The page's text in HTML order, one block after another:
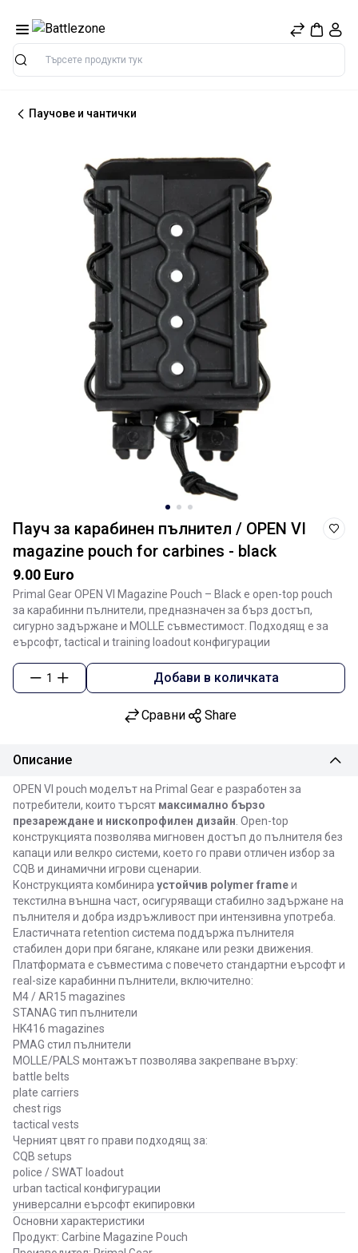
Търсене
Паучове и чантички
Пауч за карабинен пълнител / OPEN VI
magazine pouch for carbines - black
9.00 Euro
Primal Gear OPEN VI Magazine Pouch – Black е open-top pouch
за карабинни пълнители, предназначен за бърз достъп,
сигурно задържане и MOLLE съвместимост. Подходящ е за
еърсофт, tactical и training loadout конфигурации
1 Добави в количката
Сравни Share
Описание
OPEN VI pouch моделът на Primal Gear е разработен за
потребители, които търсят максимално бързо
презареждане и нископрофилен дизайн . Open-top
конструкцията позволява мигновен достъп до пълнителя без
капаци или велкро системи, което го прави отличен избор за
CQB и динамични игрови сценарии.
Конструкцията комбинира устойчив polymer frameи
текстилна външна част, осигуряващи стабилно задържане на
пълнителя и добра издръжливост при интензивна употреба.
Еластичната retention система поддържа пълнителя
стабилен дори при бягане, клякане или резки движения.
Платформата е съвместима с повечето стандартни еърсофт и
real-size карабинни пълнители, включително:
M4 / AR15 magazines
STANAG тип пълнители
HK416 magazines
PMAG стил пълнители
MOLLE/PALS монтажът позволява закрепване върху:
battle belts
plate carriers
chest rigs
tactical vests
Черният цвят го прави подходящ за:
CQB setups
police / SWAT loadout
urban tactical конфигурации
универсални еърсофт екипировки
Основни характеристики
Продукт: Carbine Magazine Pouch